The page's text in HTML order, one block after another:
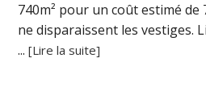
740m² pour un coût estimé de
ne disparaissent les vestiges.
...[Lire la suite]